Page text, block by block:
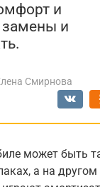
и
замены и
Смирнова
может быть
а на другом